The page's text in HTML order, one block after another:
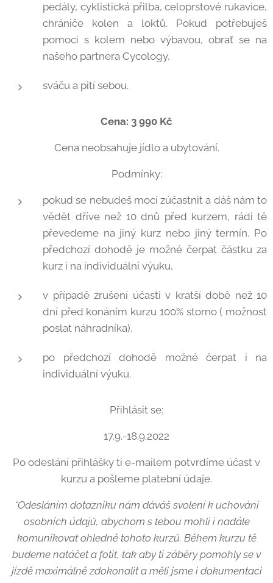
pedály, cyklistická přilba, celoprstové rukavice,
chrániče kolen a loktů. Pokud potřebuješ
pomoci s kolem nebo výbavou, obrať se na
našeho partnera Cycology,
sváču a pití sebou.
Cena: 3 990 Kč
Cena neobsahuje jídlo a ubytování.
Podmínky:
pokud se nebudeš moci zúčastnit a dáš nám to
vědět dříve než 10 dnů před kurzem, rádi tě
převedeme na jiný kurz nebo jiný termín. Po
předchozí dohodě je možné čerpat částku za
kurz i na individuální výuku,
v případě zrušení účasti v kratší době než 10
dní před konáním kurzu 100% storno ( možnost
poslat náhradníka),
po předchozí dohodě možné čerpat i na
individuální výuku.
Přihlásit se:
17.9.-18.9.2022
Po odeslání přihlášky ti e-mailem potvrdíme účast v
kurzu a pošleme platební údaje.
*Odesláním dotazníku nám dáváš svolení k uchování
osobních údajů, abychom s tebou mohli i nadále
komunikovat ohledně tohoto kurzů. Během kurzu tě
budeme natáčet a fotit, tak aby ti záběry pomohly se v
jízdě maximálně zdokonalit a měli jsme i dokumentaci